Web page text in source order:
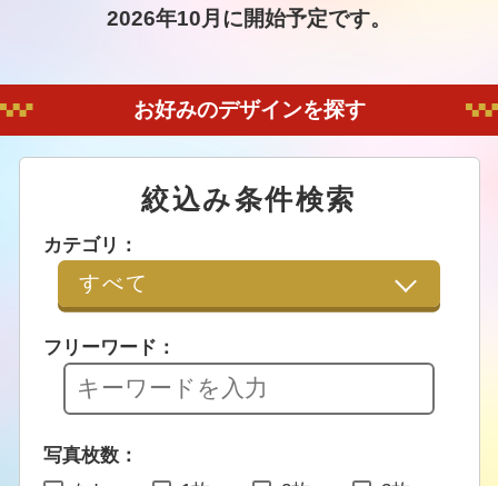
2026年10月に開始予定です。
お好みのデザインを探す
絞込み条件検索
カテゴリ：
フリーワード：
写真枚数：